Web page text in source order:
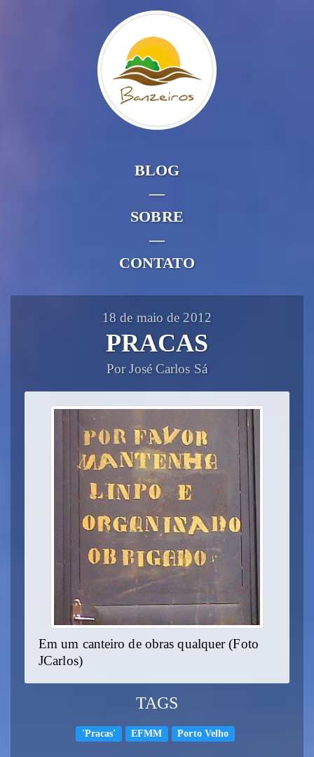
BLOG
—
SOBRE
—
CONTATO
18 de maio de 2012
PRACAS
Por José Carlos Sá
Em um canteiro de obras qualquer (Foto
JCarlos)
TAGS
'Pracas' EFMM Porto Velho